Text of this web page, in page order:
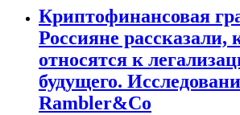
Криптофинансовая
Россияне рассказали,
относятся к
будущего.
Rambler&Co